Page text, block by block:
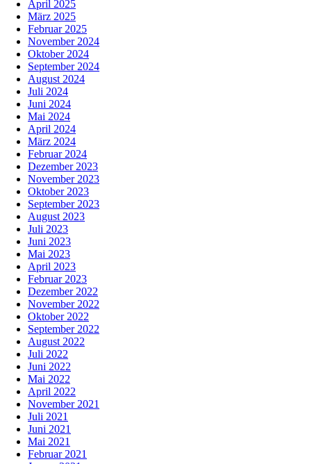
April 2025
März 2025
Februar 2025
November 2024
Oktober 2024
September 2024
August 2024
Juli 2024
Juni 2024
Mai 2024
April 2024
März 2024
Februar 2024
Dezember 2023
November 2023
Oktober 2023
September 2023
August 2023
Juli 2023
Juni 2023
Mai 2023
April 2023
Februar 2023
Dezember 2022
November 2022
Oktober 2022
September 2022
August 2022
Juli 2022
Juni 2022
Mai 2022
April 2022
November 2021
Juli 2021
Juni 2021
Mai 2021
Februar 2021